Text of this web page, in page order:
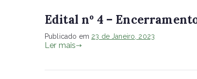
Edital nº 4 –
Publicado em 23 de Janeiro, 2023
Ler mais